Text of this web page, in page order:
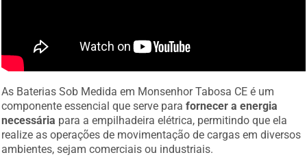
As Baterias Sob Medida em Monsenhor Tabosa CE é um
componente essencial que serve parafornecer a energia
necessária para a empilhadeira elétrica, permitindo que ela
realize as operações de movimentação de cargas em diversos
ambientes, sejam comerciais ou industriais.